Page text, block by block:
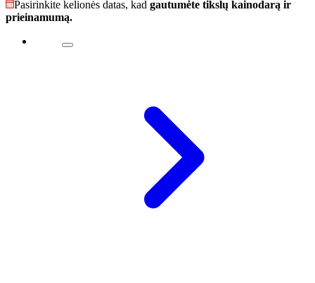
Pasirinkite kelionės datas, kad gautumėte tikslų kainodarą ir
prieinamumą.